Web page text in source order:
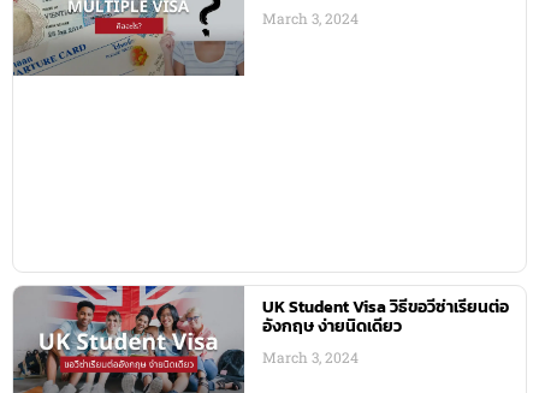
March 3, 2024
UK Student Visa วิธีขอวีซ่าเรียนต่อ
อังกฤษ ง่ายนิดเดียว
March 3, 2024